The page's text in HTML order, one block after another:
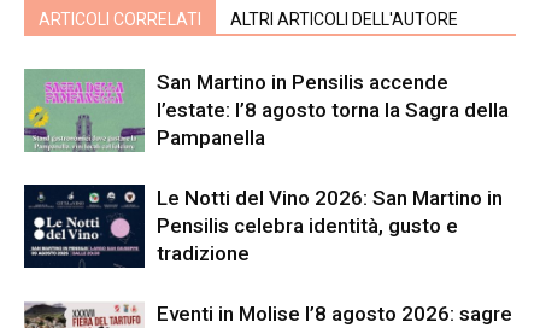
ARTICOLI CORRELATI ALTRI ARTICOLI DELL'AUTORE
San Martino in Pensilis accende
l’estate: l’8 agosto torna la Sagra della
Pampanella
Le Notti del Vino 2026: San Martino in
Pensilis celebra identità, gusto e
tradizione
Eventi in Molise l’8 agosto 2026: sagre